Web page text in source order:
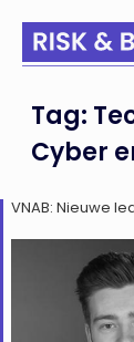
Tag:
Cyber
VNAB: Nieuwe